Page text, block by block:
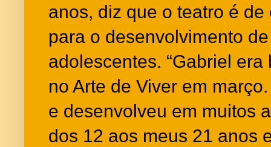
anos, diz que o teatro é
para o desenvolvimento
adolescentes. “Gabriel
no Arte de Viver em
e desenvolveu em muitos
dos 12 aos meus 21 anos